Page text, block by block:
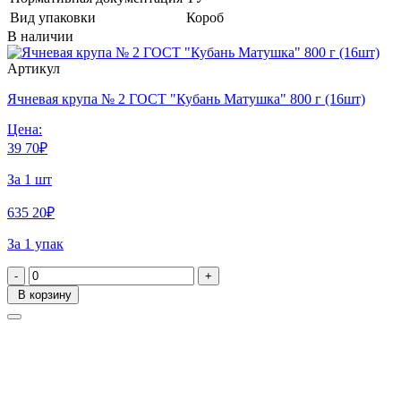
Вид упаковки
Короб
В наличии
Артикул
Ячневая крупа № 2 ГОСТ "Кубань Матушка" 800 г (16шт)
Цена:
39 70₽
За 1 шт
635 20₽
За 1 упак
-
+
В корзину